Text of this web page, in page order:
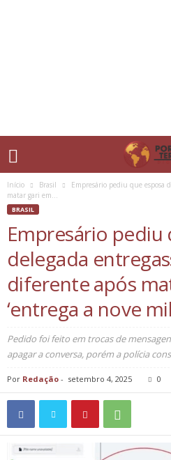
Início Brasil
Empresário pediu que esposa
matar gari em...
BRASIL
Empresário pediu
delegada
diferente após
‘entrega a nove
Pedido foi feito em trocas de
apagar a conversa, porém a polícia
Por Redação - setembro 4, 2025 0